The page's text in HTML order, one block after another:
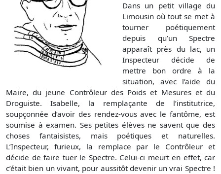
Dans un petit village du
Limousin où tout se met à
tourner poétiquement
depuis qu’un Spectre
apparaît près du lac, un
Inspecteur décide de
mettre bon ordre à la
situation, avec l’aide du
Maire, du jeune Contrôleur des Poids et Mesures et du
Droguiste. Isabelle, la remplaçante de l’institutrice,
soupçonnée d’avoir des rendez-vous avec le fantôme, est
soumise à examen. Ses petites élèves ne savent que des
choses fantaisistes, mais poétiques et naturelles.
L’Inspecteur, furieux, la remplace par le Contrôleur et
décide de faire tuer le Spectre. Celui-ci meurt en effet, car
c’était bien un vivant, pour aussitôt devenir un vrai Spectre !